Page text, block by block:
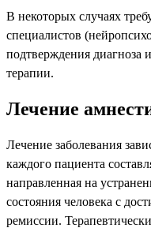
В некоторых случаях
специалистов
подтверждения диагноза
терапии.
Лечение
Лечение заболевания
каждого пациента
направленная на
состояния человека с
ремиссии.